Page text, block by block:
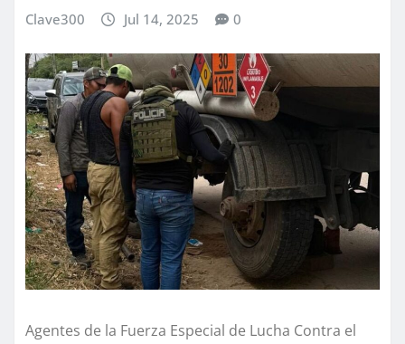
Clave300 Jul 14, 2025 0
Agentes de la Fuerza Especial de Lucha Contra el